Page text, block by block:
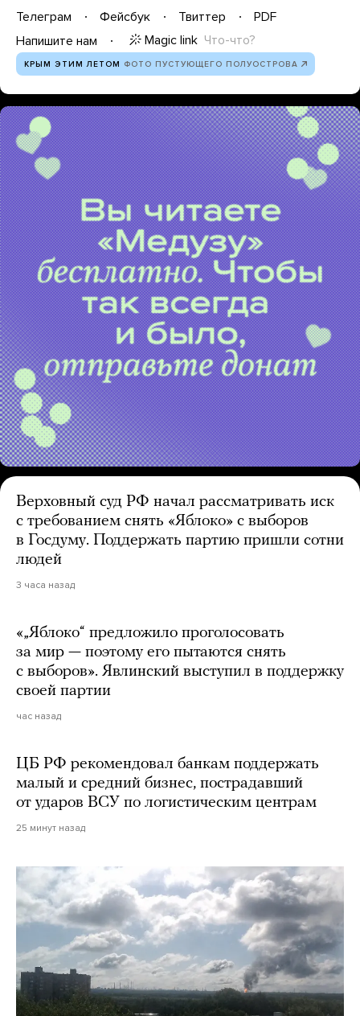
Телеграм Фейсбук Твиттер
PDF
Напишите нам
Magic link Что-что?
КРЫМ ЭТИМ ЛЕТОМ ФОТО ПУСТУЮЩЕГО ПОЛУОСТРОВА
Верховный суд РФ начал рассматривать иск
с требованием снять «Яблоко» с выборов
в Госдуму. Поддержать партию пришли сотни
людей
3 часа назад
«„Яблоко“ предложило проголосовать
за мир — поэтому его пытаются снять
с выборов». Явлинский выступил в поддержку
своей партии
час назад
ЦБ РФ рекомендовал банкам поддержать
малый и средний бизнес, пострадавший
от ударов ВСУ по логистическим центрам
25 минут назад